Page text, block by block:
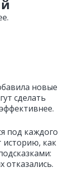
новые
сделать
под каждого
историю, как
отказались.